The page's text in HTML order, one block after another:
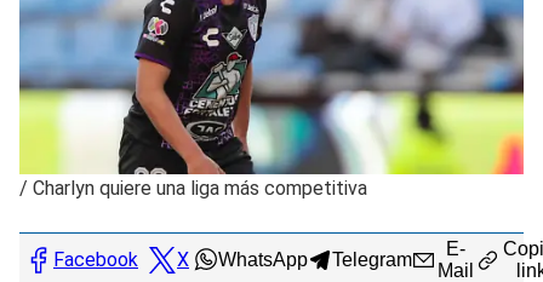
/ Charlyn quiere una liga más competitiva
Facebook X WhatsApp Telegram
E-
Mail